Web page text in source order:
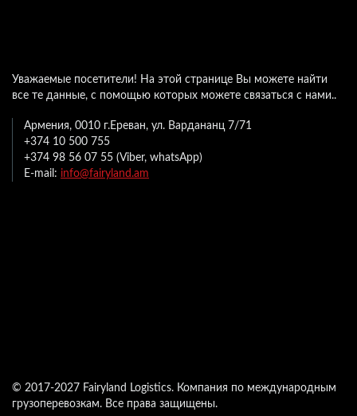
Уважаемые посетители! На этой странице Вы можете найти
все те данные, с помощью которых можете связаться с нами..
Армения, 0010 г.Ереван, ул. Вардананц 7/71
+374 10 500 755
+374 98 56 07 55 (Viber, whatsApp)
E-mail: info@fairyland.am
© 2017-2027 Fairyland Logistics. Компания по международным
грузоперевозкам. Все права защищены.